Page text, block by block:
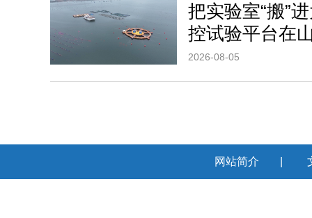
把实验室“搬”
控试验平台在
2026-08-05
网站简介